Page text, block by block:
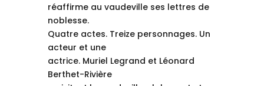
réaffirme au vaudeville ses lettres de
noblesse.
Quatre actes. Treize personnages. Un
acteur et une
actrice. Muriel Legrand et Léonard
Berthet-Rivière